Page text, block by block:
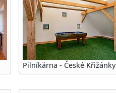
Pilníkárna - České Křižánky